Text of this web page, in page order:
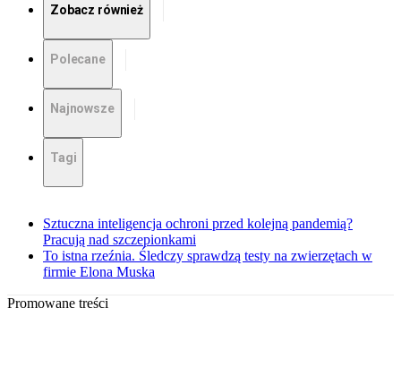
Zobacz również
Polecane
Najnowsze
Tagi
Sztuczna inteligencja ochroni przed kolejną pandemią?
Pracują nad szczepionkami
To istna rzeźnia. Śledczy sprawdzą testy na zwierzętach w
firmie Elona Muska
Promowane treści